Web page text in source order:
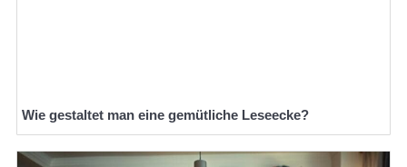
Wie gestaltet man eine gemütliche Leseecke?